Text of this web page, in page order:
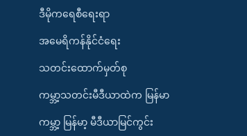
ဒီမိုကရေစီရေးရာ
အမေရိကန်နိုင်ငံရေး
သတင်းထောက်မှတ်စု
ကမ္ဘာ့သတင်းမီဒီယာထဲက မြန်မာ
ကမ္ဘာ့ မြန်မာ့ မီဒီယာမြင်ကွင်း